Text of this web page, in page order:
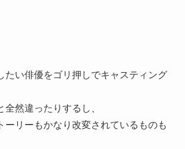
たい俳優をゴリ押しでキャスティング
全然違ったりするし、
ーリーもかなり改変されているものも